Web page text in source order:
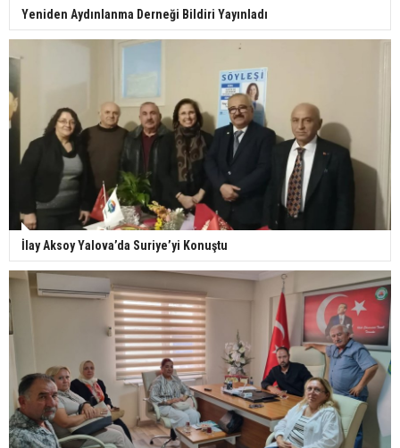
Yeniden Aydınlanma Derneği Bildiri Yayınladı
İlay Aksoy Yalova’da Suriye’yi Konuştu